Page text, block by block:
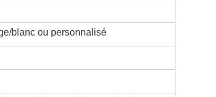
blanc ou personnalisé